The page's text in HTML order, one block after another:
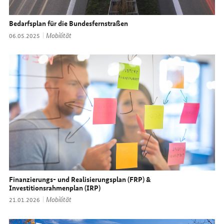
Bedarfsplan für die Bundesfernstraßen
Datum:
06.05.2025 Thema:
Mobilität
Finanzierungs- und Realisierungsplan (FRP) &
Investitionsrahmenplan (IRP)
Datum:
21.01.2026 Thema:
Mobilität